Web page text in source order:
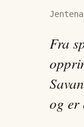
Fra
og er